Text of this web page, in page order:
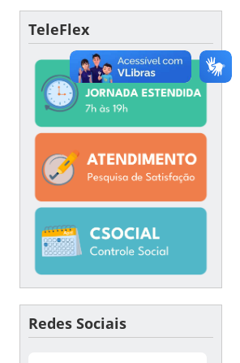
TeleFlex
Redes Sociais